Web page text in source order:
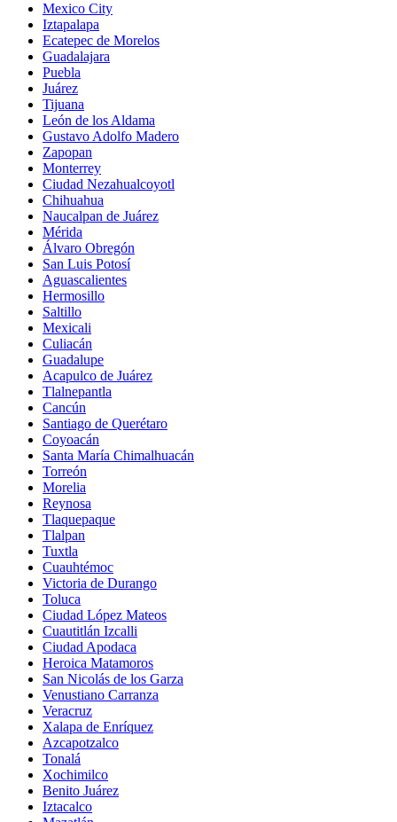
Mexico City
Iztapalapa
Ecatepec de Morelos
Guadalajara
Puebla
Juárez
Tijuana
León de los Aldama
Gustavo Adolfo Madero
Zapopan
Monterrey
Ciudad Nezahualcoyotl
Chihuahua
Naucalpan de Juárez
Mérida
Álvaro Obregón
San Luis Potosí
Aguascalientes
Hermosillo
Saltillo
Mexicali
Culiacán
Guadalupe
Acapulco de Juárez
Tlalnepantla
Cancún
Santiago de Querétaro
Coyoacán
Santa María Chimalhuacán
Torreón
Morelia
Reynosa
Tlaquepaque
Tlalpan
Tuxtla
Cuauhtémoc
Victoria de Durango
Toluca
Ciudad López Mateos
Cuautitlán Izcalli
Ciudad Apodaca
Heroica Matamoros
San Nicolás de los Garza
Venustiano Carranza
Veracruz
Xalapa de Enríquez
Azcapotzalco
Tonalá
Xochimilco
Benito Juárez
Iztacalco